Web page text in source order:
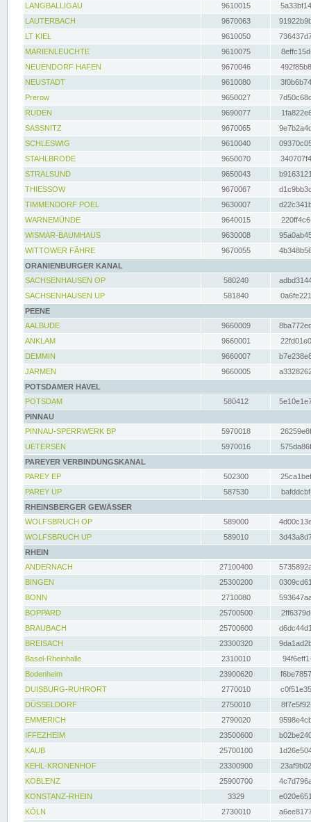
LANGBALLIGAU
9610015
LAUTERBACH
9670063
LT KIEL
9610050
MARIENLEUCHTE
9610075
NEUENDORF HAFEN
9670046
NEUSTADT
9610080
Prerow
9650027
RUDEN
9690077
SASSNITZ
9670065
SCHLESWIG
9610040
STAHLBRODE
9650070
STRALSUND
9650043
THIESSOW
9670067
TIMMENDORF POEL
9630007
WARNEMÜNDE
9640015
WISMAR-BAUMHAUS
9630008
WITTOWER FÄHRE
9670055
ORANIENBURGER KANAL
SACHSENHAUSEN OP
580240
SACHSENHAUSEN UP
581840
PEENE
AALBUDE
9660009
ANKLAM
9660001
DEMMIN
9660007
JARMEN
9660005
POTSDAMER HAVEL
POTSDAM
580412
PINNAU
PINNAU-SPERRWERK BP
5970018
UETERSEN
5970016
PAREYER VERBINDUNGSKANAL
PAREY EP
502300
PAREY UP
587530
RHEINSBERGER GEWÄSSER
WOLFSBRUCH OP
589000
WOLFSBRUCH UP
589010
RHEIN
ANDERNACH
27100400
BINGEN
25300200
BONN
2710080
BOPPARD
25700500
BRAUBACH
25700600
BREISACH
23300320
Basel-Rheinhalle
2310010
Bodenheim
23900620
DUISBURG-RUHRORT
2770010
DÜSSELDORF
2750010
EMMERICH
2790020
IFFEZHEIM
23500600
KAUB
25700100
KEHL-KRONENHOF
23300900
KOBLENZ
25900700
KONSTANZ-RHEIN
3329
KÖLN
2730010